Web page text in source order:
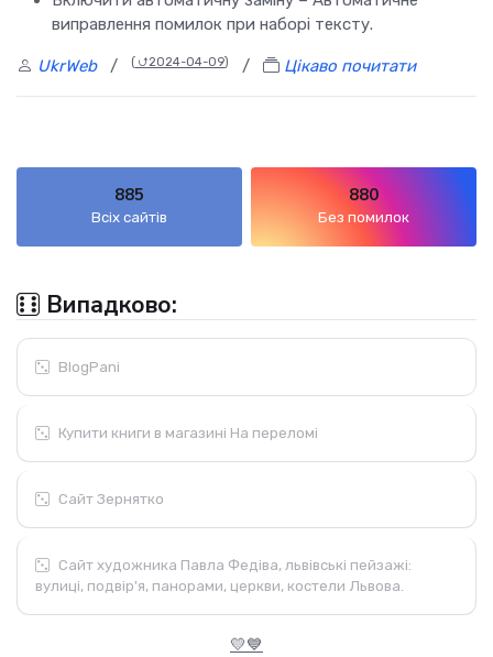
виправлення помилок при наборі тексту.
UkrWeb/ ( ⮍2024-04-09) / Цікаво почитати
885
Всіх сайтів
880
Без помилок
Випадково:
BlogPani
Купити книги в магазині На переломі
Сайт Зернятко
Сайт художника Павла Федіва, львівські пейзажі:
вулиці, подвір'я, панорами, церкви, костели Львова.
💛💙